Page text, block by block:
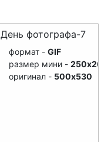
День фотографа-7
формат - GIF
размер мини - 250x265
оригинал - 500x530